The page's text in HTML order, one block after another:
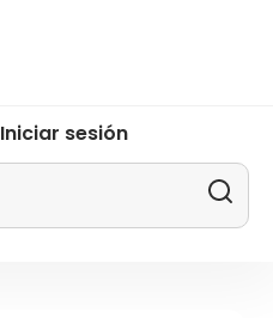
Iniciar sesión